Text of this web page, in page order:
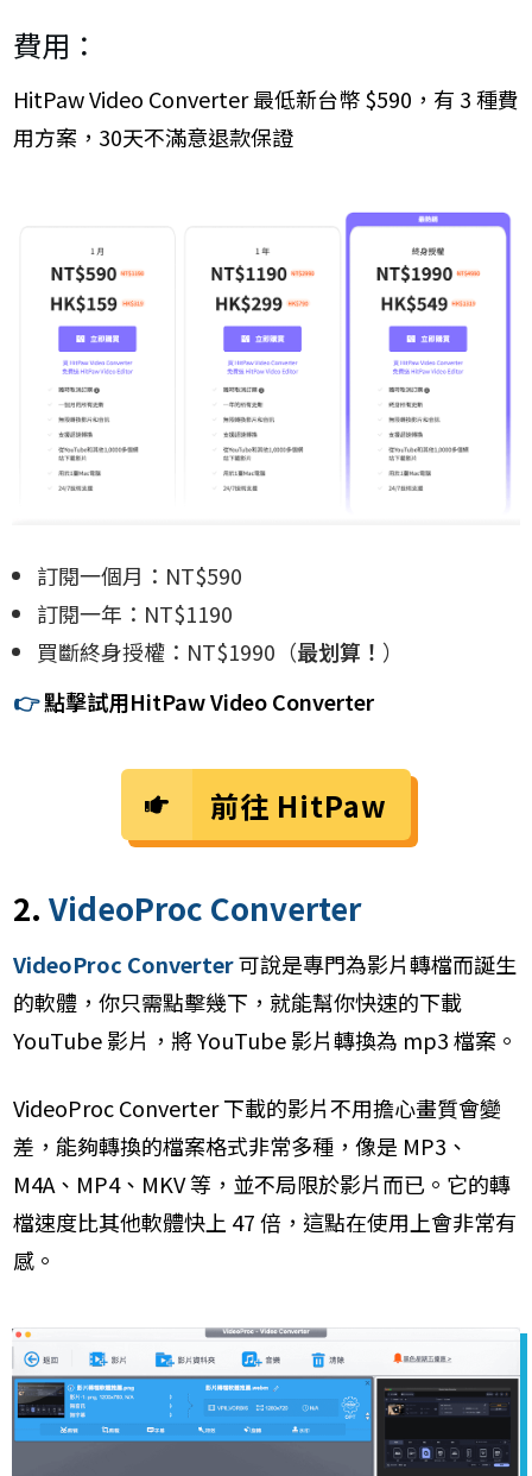
費用：
HitPaw Video Converter 最低新台幣 $590 ，有 3 種費
用方案，30天不滿意退款保證
訂閱一個月：NT$590
訂閱一年：NT$1190
買斷終身授權：NT$1990（最划算！ ）
👉點擊試用HitPaw Video Converter
前往 HitPaw
2. VideoProc Converter
VideoProc Converter可說是專門為影片轉檔而誕生
的軟體，你只需點擊幾下，就能幫你快速的下載
YouTube 影片，將 YouTube 影片轉換為 mp3 檔案。
VideoProc Converter 下載的影片不用擔心畫質會變
差，能夠轉換的檔案格式非常多種，像是 MP3、
M4A、MP4、MKV 等，並不局限於影片而已。它的轉
檔速度比其他軟體快上 47 倍，這點在使用上會非常有
感。